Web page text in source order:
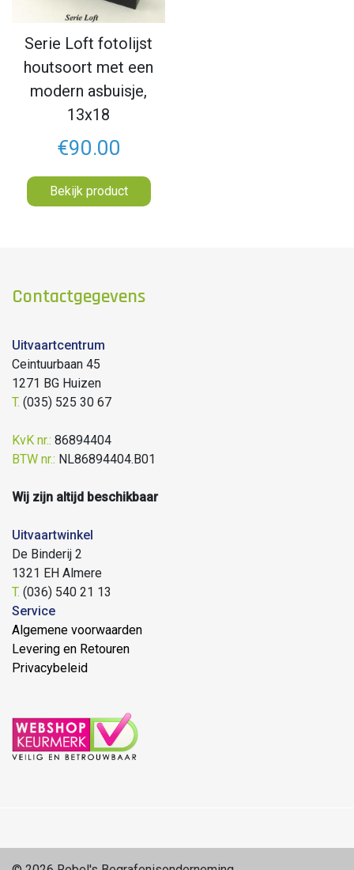
Serie Loft fotolijst
houtsoort met een
modern asbuisje,
13x18
€90.00
Bekijk product
Contactgegevens
Uitvaartcentrum
Ceintuurbaan 45
1271 BG Huizen
T. (035) 525 30 67
KvK nr.: 86894404
BTW nr.: NL86894404.B01
Wij zijn altijd beschikbaar
Uitvaartwinkel
De Binderij 2
1321 EH Almere
T. (036) 540 21 13
Service
Algemene voorwaarden
Levering en Retouren
Privacybeleid